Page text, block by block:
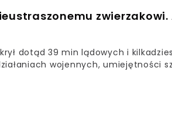
dotąd 39 min lądowych i
wojennych, umiejętności